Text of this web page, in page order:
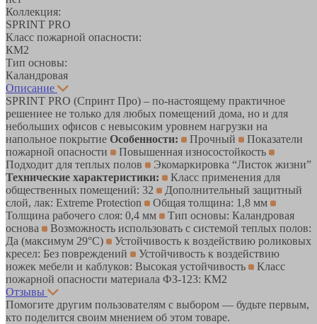
Коллекция:
SPRINT PRO
Класс пожарной опасности:
КМ2
Тип основы:
Каландровая
Описание
SPRINT PRO (Спринт Про) – по-настоящему практичное
решениее не только для любых помещений дома, но и для
небольших офисов с невысоким уровнем нагрузки на
напольное покрытие Особенности: Прочный
Показатели
пожарной опасности
Повышенная износостойкость
Подходит для теплых полов
Экомаркировка “Листок жизни”
Технические характеристики:
Класс применения для
общественных помещений: 32
Дополнительный защитный
слой, лак: Extreme Protection
Общая толщина: 1,8 мм
Толщина рабочего слоя: 0,4 мм
Тип основы: Каландровая
основа
Возможность использовать с системой теплых полов:
Да (максимум 29°C)
Устойчивость к воздействию роликовых
кресел: Без повреждений
Устойчивость к воздействию
ножек мебели и каблуков: Высокая устойчивость
Класс
пожарной опасности материала ФЗ-123: КМ2
Отзывы
Помогите другим пользователям с выбором — будьте первым,
кто поделится своим мнением об этом товаре.